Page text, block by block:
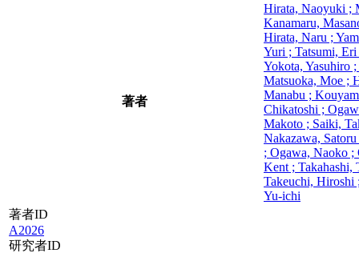
著者
Hirata, Naoyuki ;
Kanamaru,
Hirata, Naru ;
Yuri ; Tatsumi,
Yokota, Yasuhiro
Matsuoka, Moe ;
Manabu ;
Chikatoshi ;
Makoto ; Saiki,
Nakazawa,
; Ogawa, Naoko ;
Kent ; Takahashi,
Takeuchi, Hiroshi
Yu-ichi
著者ID
A2026
研究者ID